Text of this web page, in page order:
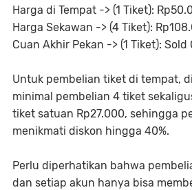
Harga di Tempat -> (1 Tiket):
Harga Sekawan -> (4 Tiket):
Cuan Akhir Pekan -> (1 Tiket): Sold
Untuk pembelian tiket di tempat,
minimal pembelian 4 tiket
tiket satuan Rp27.000, sehingga
menikmati diskon hingga 40%.
Perlu diperhatikan bahwa
dan setiap akun hanya bisa